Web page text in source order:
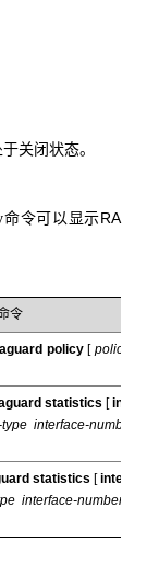
关闭状态。
命令可以显示RA
令
policy[ polic
statistics [in
interface-numb
statistics [inte
interface-number